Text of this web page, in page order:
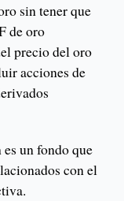
sin tener que
de oro
precio del oro
acciones de
un fondo que
con el